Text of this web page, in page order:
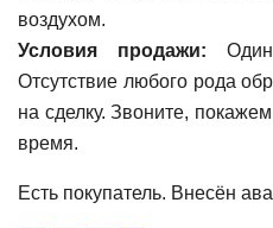
воздухом.
Условия продажи: Один
Отсутствие любого рода
на сделку. Звоните,
время.
Есть покупатель. Внесён